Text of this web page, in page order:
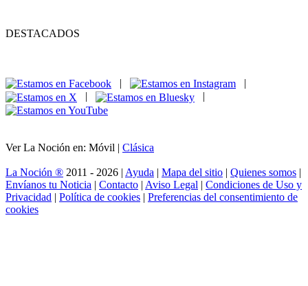
DESTACADOS
|
|
|
|
Ver La Noción en: Móvil | Clásica
La Noción ® 2011 - 2026 | Ayuda | Mapa del sitio | Quienes somos |
Envíanos tu Noticia | Contacto | Aviso Legal | Condiciones de Uso y
Privacidad | Política de cookies | Preferencias del consentimiento de
cookies